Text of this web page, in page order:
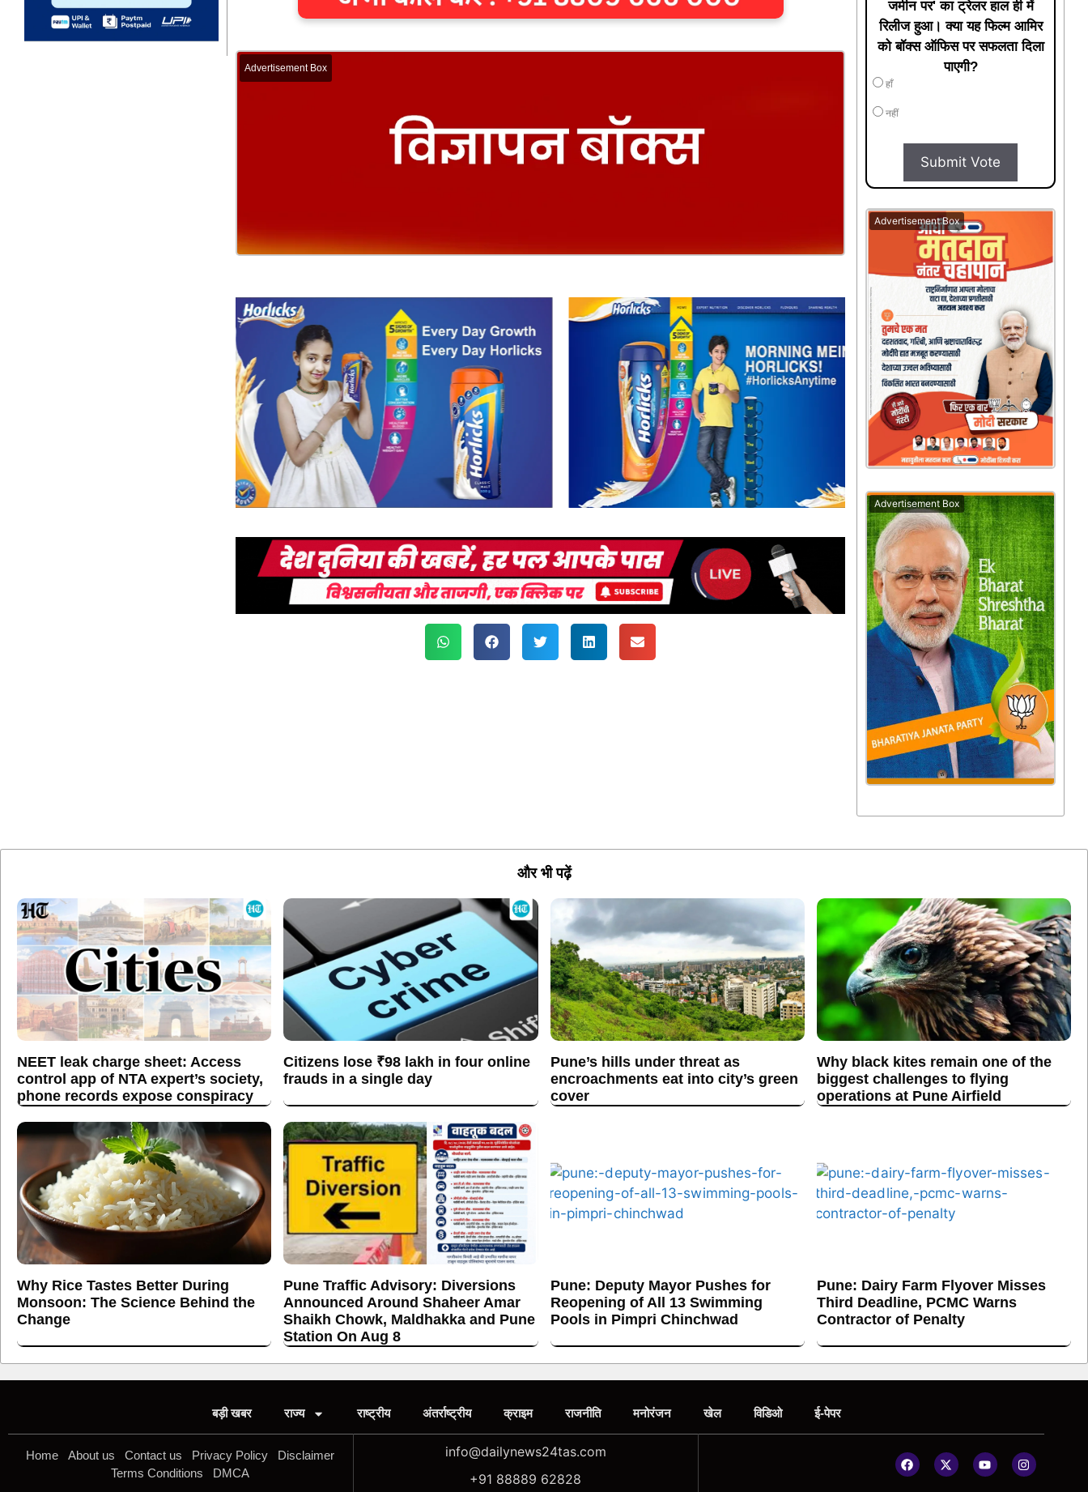
Advertisement Box
जमीन पर' का ट्रेलर हाल ही में
रिलीज हुआ। क्या यह फिल्म आमिर
को बॉक्स ऑफिस पर सफलता दिला
पाएगी?
हाँ
नहीं
Submit Vote
Advertisement Box
Advertisement Box
और भी पढ़ें
NEET leak charge sheet: Access
control app of NTA expert’s society,
phone records expose conspiracy
Citizens lose ₹98 lakh in four online
frauds in a single day
Pune’s hills under threat as
encroachments eat into city’s green
cover
Why black kites remain one of the
biggest challenges to flying
operations at Pune Airfield
Why Rice Tastes Better During
Monsoon: The Science Behind the
Change
Pune Traffic Advisory: Diversions
Announced Around Shaheer Amar
Shaikh Chowk, Maldhakka and Pune
Station On Aug 8
Pune: Deputy Mayor Pushes for
Reopening of All 13 Swimming
Pools in Pimpri Chinchwad
Pune: Dairy Farm Flyover Misses
Third Deadline, PCMC Warns
Contractor of Penalty
बड़ी खबर राज्य राष्ट्रीय अंतर्राष्ट्रीय क्राइम राजनीति मनोरंजन खेल विडिओ ई-पेपर
Home About us Contact us Privacy Policy
Disclaimer
Terms Conditions
DMCA
info@dailynews24tas.com
+91 88889 62828